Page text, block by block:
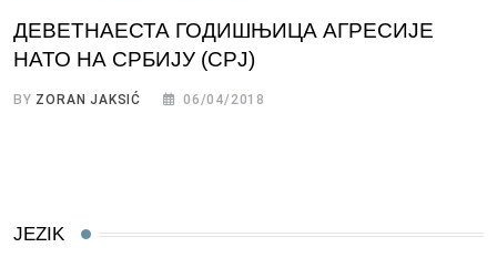
ДЕВЕТНАЕСТА ГОДИШЊИЦА АГРЕСИЈЕ
НАТО НА СРБИЈУ (СРЈ)
BY ZORAN JAKSIĆ 06/04/2018
JEZIK